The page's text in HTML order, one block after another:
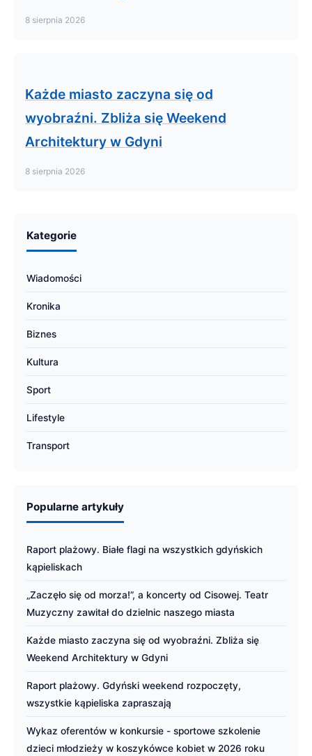
8 sierpnia 2026
Każde miasto zaczyna się od
wyobraźni. Zbliża się Weekend
Architektury w Gdyni
8 sierpnia 2026
Kategorie
Wiadomości
Kronika
Biznes
Kultura
Sport
Lifestyle
Transport
Popularne artykuły
Raport plażowy. Białe flagi na wszystkich gdyńskich
kąpieliskach
„Zaczęło się od morza!”, a koncerty od Cisowej. Teatr
Muzyczny zawitał do dzielnic naszego miasta
Każde miasto zaczyna się od wyobraźni. Zbliża się
Weekend Architektury w Gdyni
Raport plażowy. Gdyński weekend rozpoczęty,
wszystkie kąpieliska zapraszają
Wykaz oferentów w konkursie - sportowe szkolenie
dzieci młodzieży w koszykówce kobiet w 2026 roku